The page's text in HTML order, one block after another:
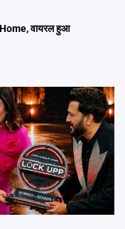
Home, वायरल हुआ